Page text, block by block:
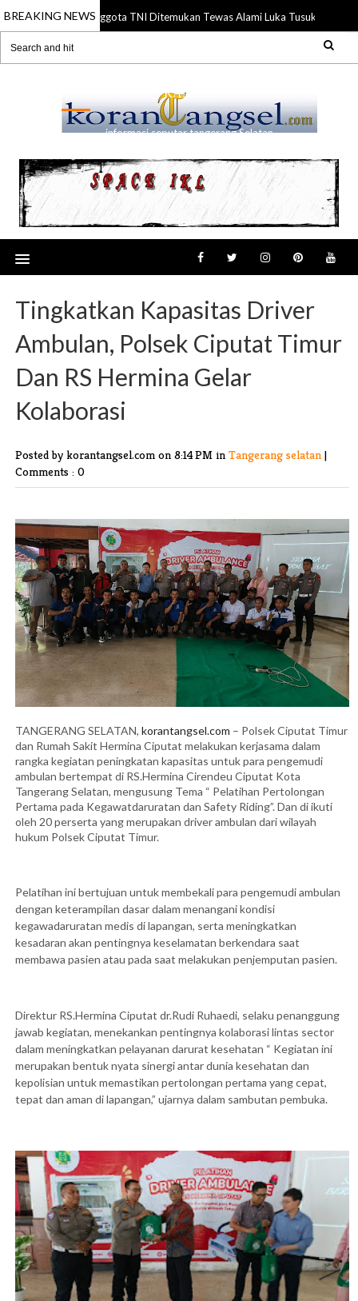
BREAKING NEWS
21 Jul 2026 Anggota TNI Ditemukan Tewas Alami Luka Tusuk di Gading
RANSEL
informasi seputar tangerang Selatan
Tingkatkan Kapasitas Driver
Ambulan, Polsek Ciputat Timur
Dan RS Hermina Gelar
Kolaborasi
Posted by korantangsel.com on 8:14 PM in Tangerang selatan |
Comments : 0
TANGERANG SELATAN, korantangsel.com – Polsek Ciputat Timur
dan Rumah Sakit Hermina Ciputat melakukan kerjasama dalam
rangka kegiatan peningkatan kapasitas untuk para pengemudi
ambulan bertempat di RS.Hermina Cirendeu Ciputat Kota
Tangerang Selatan, mengusung Tema “ Pelatihan Pertolongan
Pertama pada Kegawatdaruratan dan Safety Riding”. Dan di ikuti
oleh 20 perserta yang merupakan driver ambulan dari wilayah
hukum Polsek Ciputat Timur.
Pelatihan ini bertujuan untuk membekali para pengemudi ambulan
dengan keterampilan dasar dalam menangani kondisi
kegawadaruratan medis di lapangan, serta meningkatkan
kesadaran akan pentingnya keselamatan berkendara saat
membawa pasien atau pada saat melakukan penjemputan pasien.
Direktur RS.Hermina Ciputat dr.Rudi Ruhaedi, selaku penanggung
jawab kegiatan, menekankan pentingnya kolaborasi lintas sector
dalam meningkatkan pelayanan darurat kesehatan “ Kegiatan ini
merupakan bentuk nyata sinergi antar dunia kesehatan dan
kepolisian untuk memastikan pertolongan pertama yang cepat,
tepat dan aman di lapangan,” ujarnya dalam sambutan pembuka.